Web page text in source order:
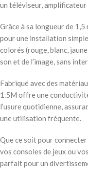
un téléviseur,
Grâce à sa longueur de
pour une installation
colorés (rouge, blanc,
son et de l’image, sans
Fabriqué avec des
1.5M offre une
l’usure quotidienne,
une utilisation fréquente.
Que ce soit pour
vos consoles de jeux ou
parfait pour un